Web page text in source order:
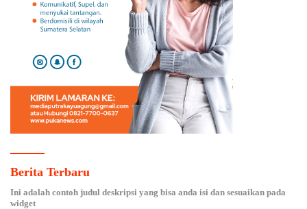
Berita Terbaru
Ini adalah contoh judul deskripsi yang bisa anda isi dan sesuaikan pada
widget